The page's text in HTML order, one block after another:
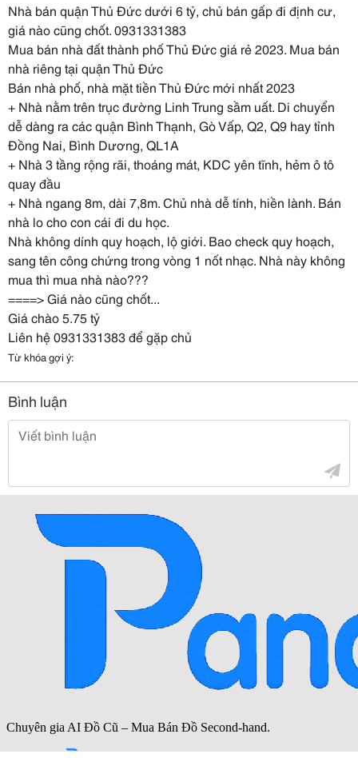
Nhà bán quận Thủ Đức dưới 6 tỷ, chủ bán gấp đi định cư,
giá nào cũng chốt. 0931331383
Mua bán nhà đất thành phố Thủ Đức giá rẻ 2023. Mua bán
nhà riêng tại quận Thủ Đức
Bán nhà phố, nhà mặt tiền Thủ Đức mới nhất 2023
+ Nhà nằm trên trục đường Linh Trung sầm uất. Di chuyển
dễ dàng ra các quận Bình Thạnh, Gò Vấp, Q2, Q9 hay tỉnh
Đồng Nai, Bình Dương, QL1A
+ Nhà 3 tầng rộng rãi, thoáng mát, KDC yên tĩnh, hẻm ô tô
quay đầu
+ Nhà ngang 8m, dài 7,8m. Chủ nhà dễ tính, hiền lành. Bán
nhà lo cho con cái đi du học.
Nhà không dính quy hoạch, lộ giới. Bao check quy hoạch,
sang tên công chứng trong vòng 1 nốt nhạc. Nhà này không
mua thì mua nhà nào???
====> Giá nào cũng chốt...
Giá chào 5.75 tỷ
Liên hệ 0931331383 để gặp chủ
Từ khóa gợi ý:
Bình luận